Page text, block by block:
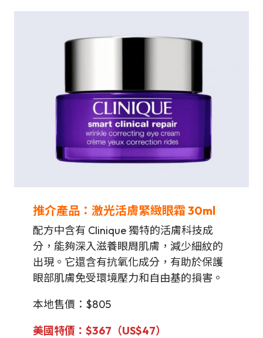
推介產品：激光活膚緊緻眼霜 30ml
配方中含有 Clinique 獨特的活膚科技成
分，能夠深入滋養眼周肌膚，減少細紋的
出現。它還含有抗氧化成分，有助於保護
眼部肌膚免受環境壓力和自由基的損害。
本地售價：$805
美國特價 ：$367（US$47）